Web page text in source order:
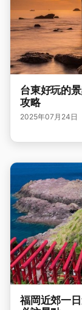
台東好玩的
攻略
2025年07月24日
福岡近郊一